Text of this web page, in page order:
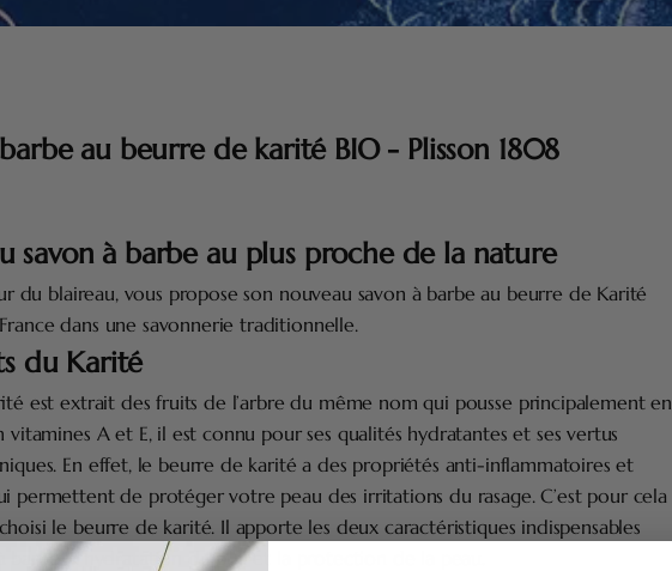
au beurre de karité BIO - Plisson 1808
savon à barbe au plus proche de la nature
du blaireau, vous propose son nouveau savon à barbe au beurre de Karité
dans une savonnerie traditionnelle.
du Karité
est extrait des fruits de l’arbre du même nom qui pousse principalement en
vitamines A et E, il est connu pour ses qualités hydratantes et ses vertus
En effet, le beurre de karité a des propriétés anti-inflammatoires et
permettent de protéger votre peau des irritations du rasage. C’est pour cela
le beurre de karité. Il apporte les deux caractéristiques indispensables
barbe : l’hydratation du poil et la protection de la peau.